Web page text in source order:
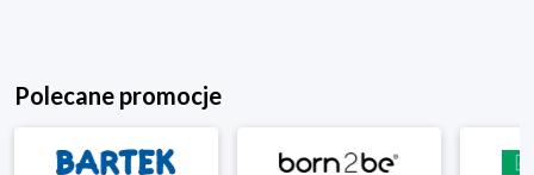
Polecane promocje